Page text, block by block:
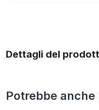
Dettagli del
Potrebbe anche